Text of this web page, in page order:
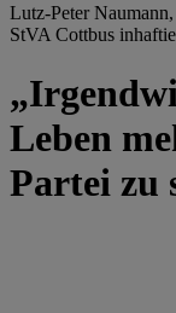
Lutz-Peter
StVA Cottbus
Leben
Partei zu